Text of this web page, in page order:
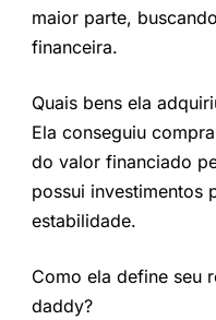
maior parte,
financeira.
Quais bens ela
Ela conseguiu
do valor financiado
possui investimentos
estabilidade.
Como ela define seu
daddy?